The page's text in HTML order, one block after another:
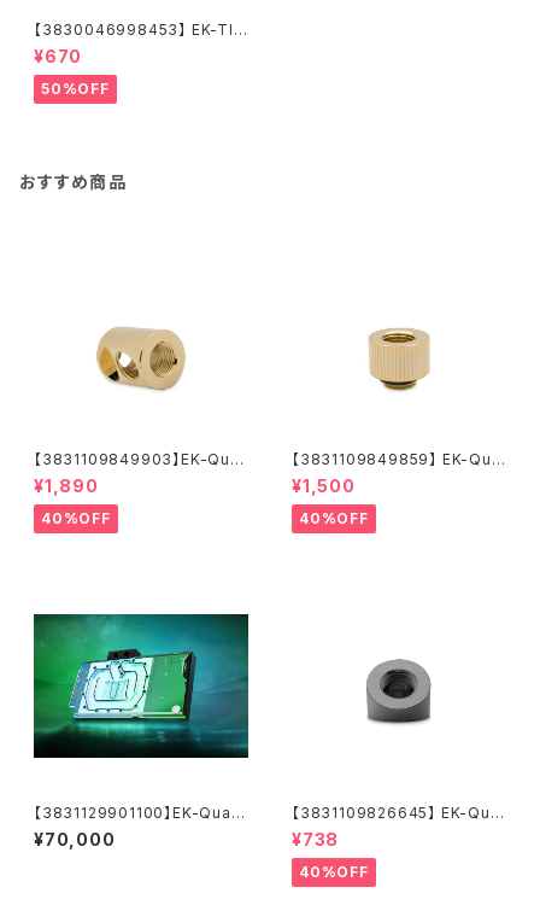
【3830046998453】 EK-TI
M Ectotherm (5g)
¥670
50%OFF
おすすめ商品
【3831109849903】EK-Qua
ntum Torque Splitter 3F T
- Gold
¥1,890
40%OFF
【3831109849859】 EK-Qua
ntum Torque Extender Stat
ic MF 14 - Gold
¥1,500
40%OFF
【3831129901100】EK-Quant
um Vector³ TUF RTX 5070
Ti/5080 - Plexi
¥70,000
【3831109826645】 EK-Qua
ntum Torque Static FF 45°
- Black Nickel
¥738
40%OFF